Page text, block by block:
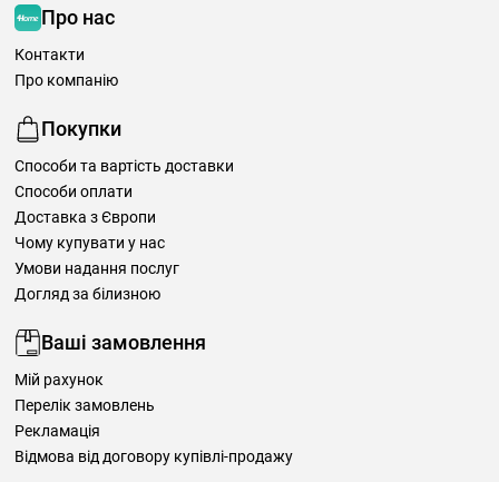
Про нас
Контакти
Про компанію
Покупки
Способи та вартість доставки
Способи оплати
Доставка з Європи
Чому купувати у нас
Умови надання послуг
Догляд за білизною
Ваші замовлення
Мій рахунок
Перелік замовлень
Рекламація
Відмова від договору купівлі-продажу